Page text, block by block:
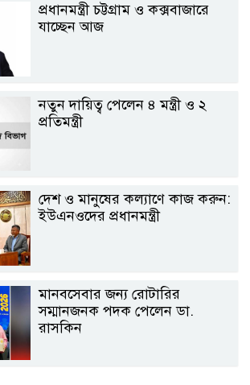
প্রধানমন্ত্রী চট্টগ্রাম ও কক্সবাজারে
যাচ্ছেন আজ
নতুন দায়িত্ব পেলেন ৪ মন্ত্রী ও ২
প্রতিমন্ত্রী
দেশ ও মানুষের কল্যাণে কাজ করুন:
ইউএনওদের প্রধানমন্ত্রী
মানবসেবার জন্য রোটারির
সম্মানজনক পদক পেলেন ডা.
রাসকিন